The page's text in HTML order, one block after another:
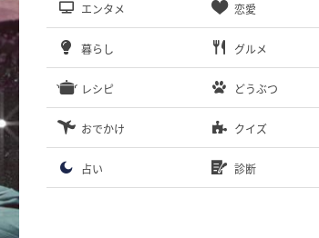
エンタメ 恋愛
暮らし グルメ
レシピ どうぶつ
おでかけ クイズ
占い 診断